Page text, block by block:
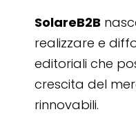
SolareB2B
realizzare e
editoriali che
crescita del
rinnovabili.